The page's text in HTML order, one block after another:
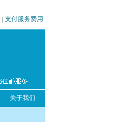
| 支付服务费用
关于我们